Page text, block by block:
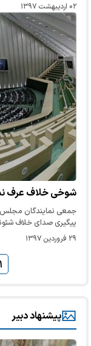
۰۲ اردیبهشت ۱۳۹۷
شوخی خلاف عرف
جمعی نمایندگان مجلس
پیگیری صدای خلاف
۲۹ فروردین ۱۳۹۷
۱
پیشنهاد دبیر